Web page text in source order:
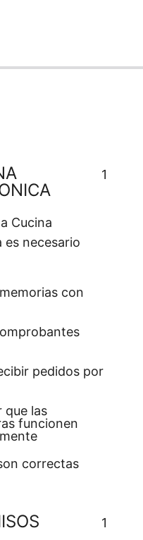
1
Cucina
es necesario
con
pedidos por
que las
funcionen
correctas
1